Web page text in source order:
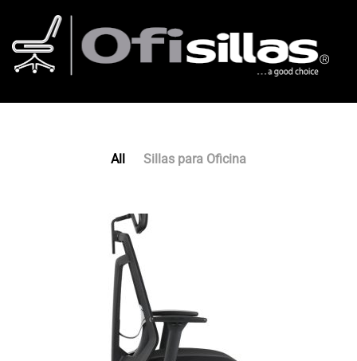
All Sillas para Oficina